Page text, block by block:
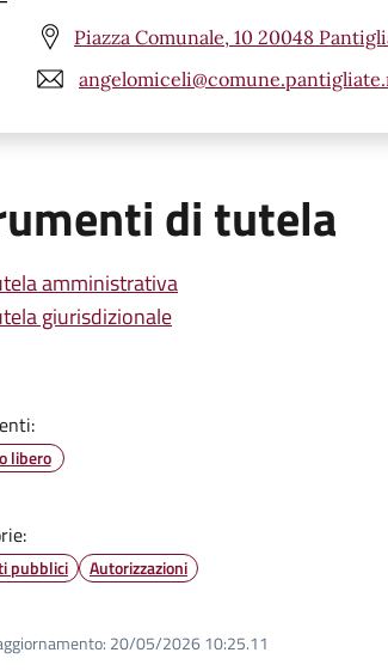
Piazza Comunale, 10 20048
di tutela
amministrativa
giurisdizionale
libero
pubblici Autorizzazioni
20/05/2026 10:25.11